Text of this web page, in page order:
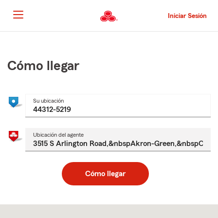
al
contenido
principal
Iniciar Sesión
principal
Cómo llegar
Su ubicación
Ubicación del agente
Cómo llegar
to